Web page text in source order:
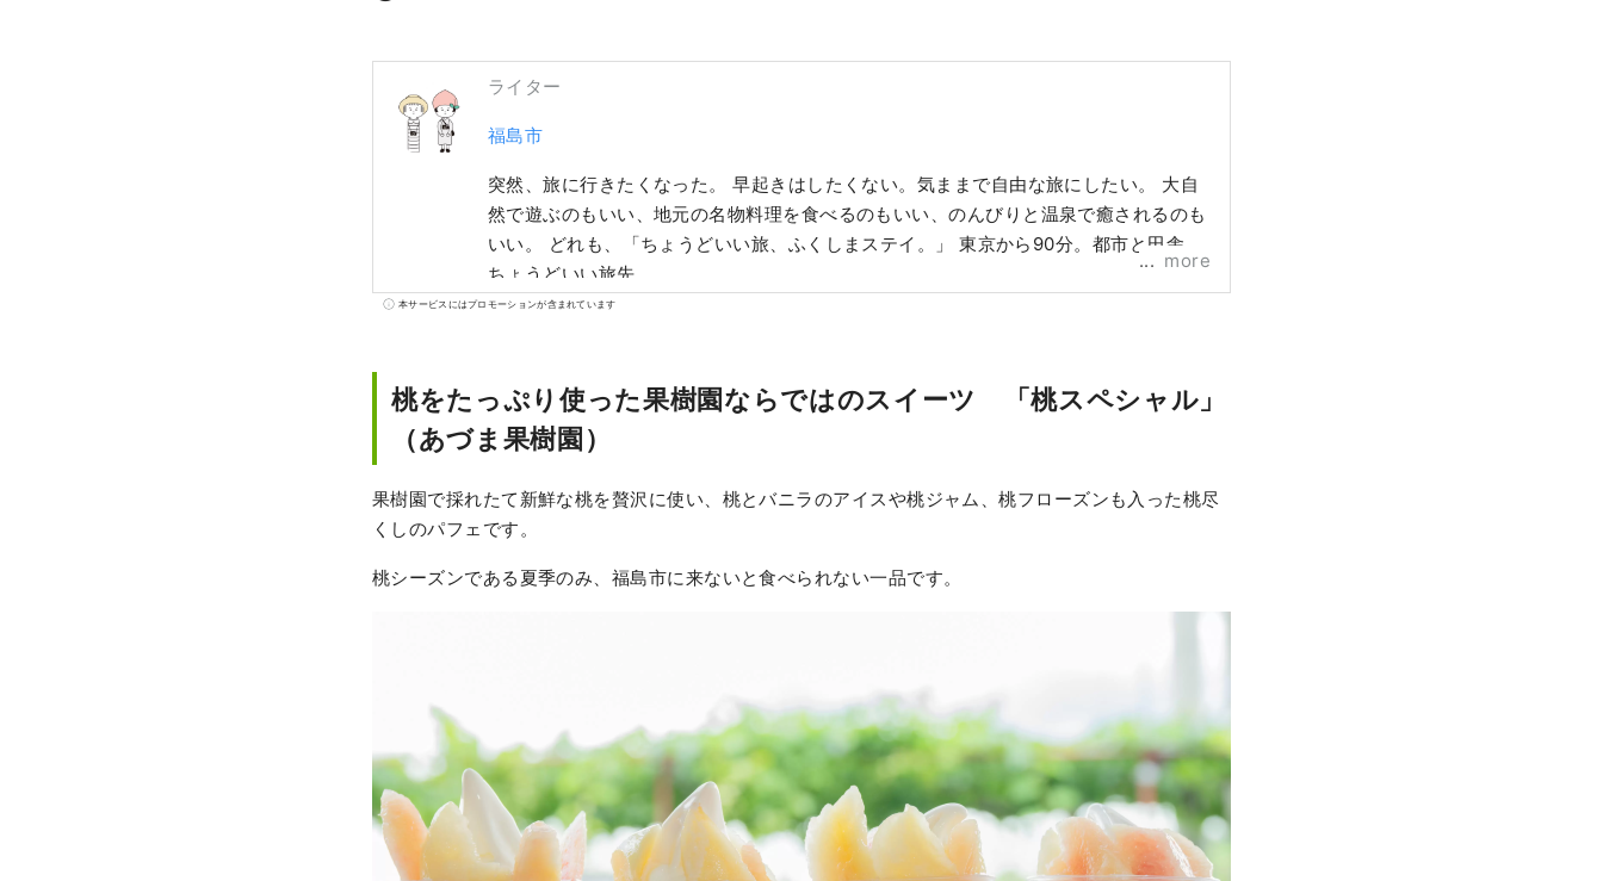
ライター
福島市
突然、旅に行きたくなった。 早起きはしたくない。気ままで自由な旅にしたい。 大自
然で遊ぶのもいい、地元の名物料理を食べるのもいい、のんびりと温泉で癒されるのも
いい。 どれも、「ちょうどいい旅、ふくしまステイ。」 東京から90分。都市と田舎の
ちょうどいい旅先。
more
本サービスにはプロモーションが含まれています
桃をたっぷり使った果樹園ならではのスイーツ 「桃スペシャル」
（あづま果樹園）
果樹園で採れたて新鮮な桃を贅沢に使い、桃とバニラのアイスや桃ジャム、桃フローズンも入った桃尽
くしのパフェです。
桃シーズンである夏季のみ、福島市に来ないと食べられない一品です。